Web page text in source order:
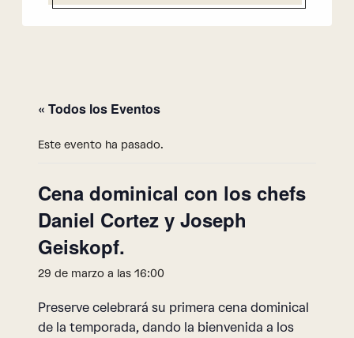
« Todos los Eventos
Este evento ha pasado.
Cena dominical con los chefs
Daniel Cortez y Joseph
Geiskopf.
29 de marzo a las 16:00
Preserve celebrará su primera cena dominical
de la temporada, dando la bienvenida a los